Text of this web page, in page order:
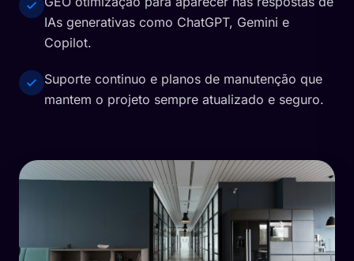
IAs generativas como ChatGPT, Gemini e
Copilot.
Suporte continuo e planos de manutenção que
mantem o projeto sempre atualizado e seguro.